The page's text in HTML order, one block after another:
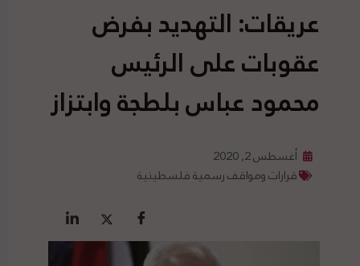
عريقات: التهديد بفرض
عقوبات على الرئيس
محمود عباس بلطجة وابتزاز
أغسطس 2, 2020
قرارات ومواقف رسمية فلسطينية